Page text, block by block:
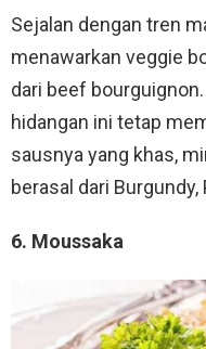
Sejalan dengan tren
menawarkan veggie
dari beef
hidangan ini tetap
sausnya yang khas,
berasal dari Burgundy,
6. Moussaka